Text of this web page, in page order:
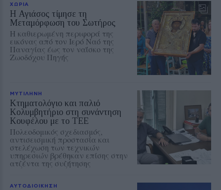
ΧΩΡΙΑ
Η Αγιάσος τίμησε τη
Μεταμόρφωση του Σωτήρος
Η καθιερωμένη περιφορά της
εικόνας από τον Ιερό Ναό της
Παναγίας έως τον ναΐσκο της
Ζωοδόχου Πηγής
ΜΥΤΙΛΗΝΗ
Κτηματολόγιο και παλιό
Κολυμβητήριο στη συνάντηση
Κουφέλου με το ΤΕΕ
Πολεοδομικός σχεδιασμός,
αντισεισμική προστασία και
στελέχωση των τεχνικών
υπηρεσιών βρέθηκαν επίσης στην
ατζέντα της συζήτησης
ΑΥΤΟΔΙΟΙΚΗΣΗ